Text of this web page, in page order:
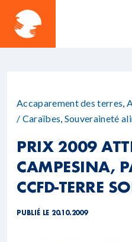
Accaparement des terres,
/ Caraïbes, Souveraineté
PRIX 2009
CAMPESINA,
CCFD-TERRE
PUBLIÉ LE 20.10.2009